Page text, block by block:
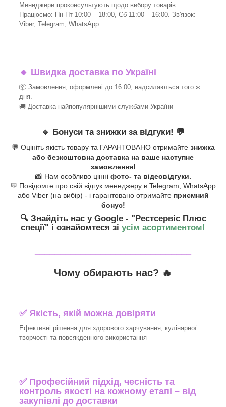
Менеджери проконсультують щодо вибору товарів.
Працюємо: Пн-Пт 10:00 – 18:00, Сб 11:00 – 16:00. Зв'язок:
Viber, Telegram, WhatsApp.
🔹 Швидка доставка по Україні
📦 Замовлення, оформлені до 16:00, надсилаються того ж
дня.
🚚 Доставка найпопулярнішими службами України
🔹 Бонуси та знижки за відгуки! 💬
💬 Оцініть якість товару та ГАРАНТОВАНО отримайте знижка
або безкоштовна доставка на ваше наступне
замовлення!
📸 Нам особливо цінні фото- та відеовідгуки.
💬 Повідомте про свій відгук менеджеру в Telegram, WhatsApp
або Viber (на вибір) - і гарантовано отримайте приємний
бонус!
🔍 Знайдіть нас у Google - "Рестсервіс Плюс
спеції" і ознайомтеся зі усім асортиментом!
Чому обирають нас? 🔥
✅ Якість, якій можна довіряти
Ефективні рішення для здорового харчування, кулінарної
творчості та повсякденного використання
✅ Професійний підхід, чесність та
контроль якості на кожному етапі – від
закупівлі до доставки